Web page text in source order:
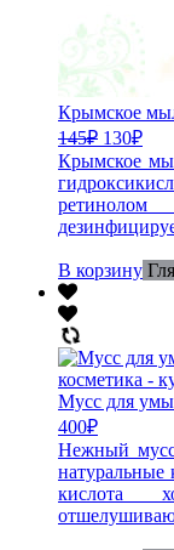
Крымское
145₽ 130₽
Крымское
В корзину
Мусс для
400₽
Нежный
натуральные
кислота